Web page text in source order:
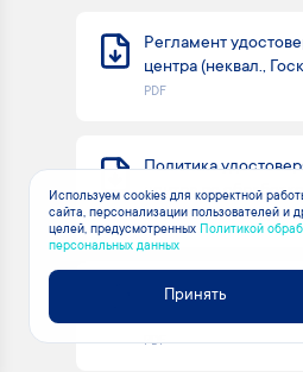
Регламент
центра (неквал.,
PDF
Политика
центра по обработке
персональных
Договор-оферта на
PDF
Используем cookies для корректной
сайта, персонализации пользователей и
целей, предусмотренных Политикой
персональных данных
Принять